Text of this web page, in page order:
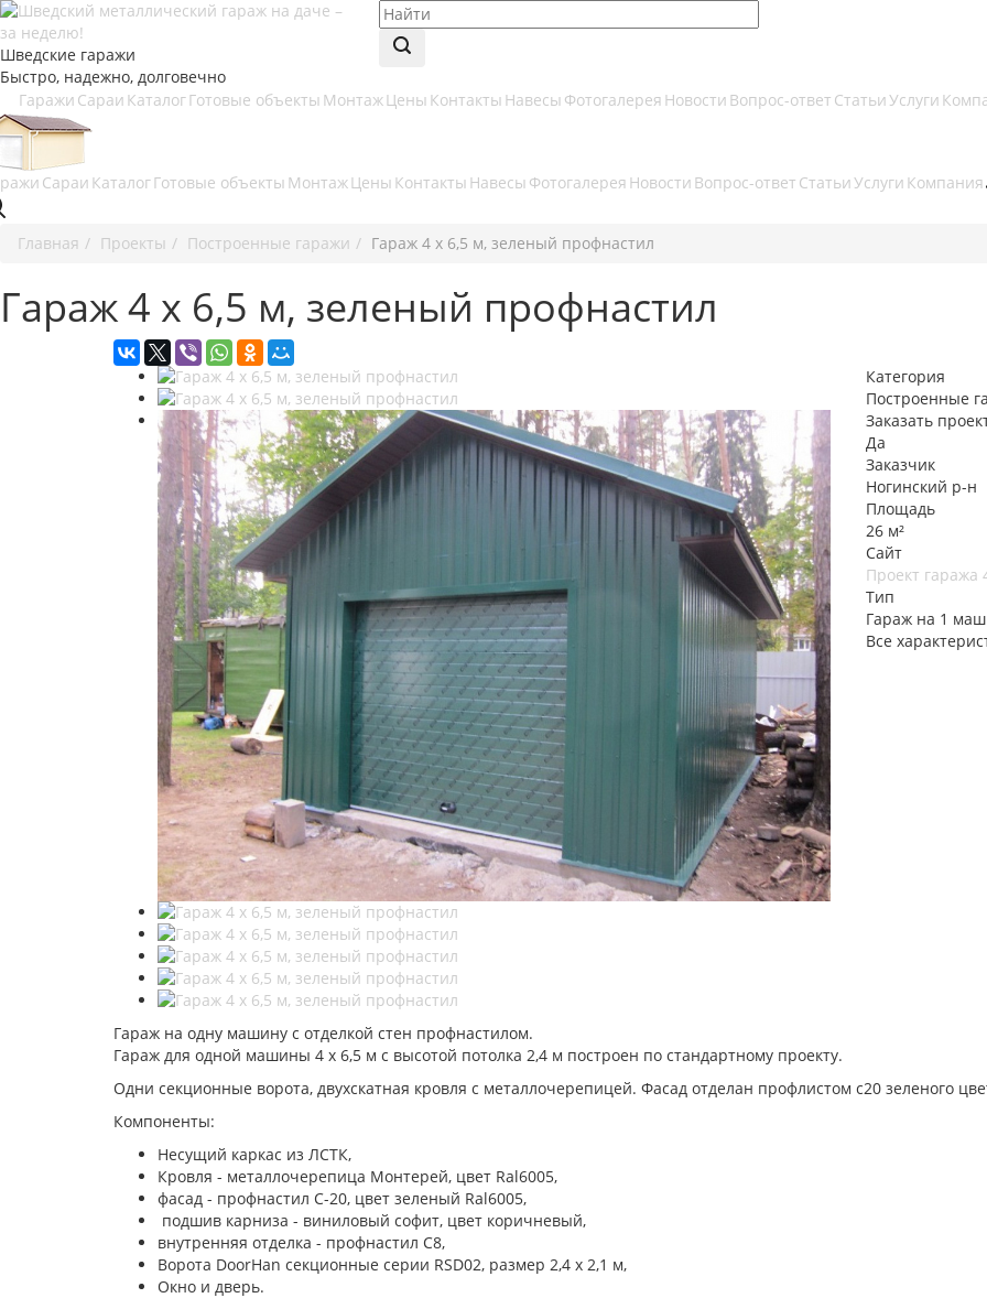
Шведские гаражи
Быстро, надежно, долговечно
Гаражи Сараи КаталогГотовые объекты МонтажЦены Контакты Навесы Фотогалерея Новости Вопрос-ответ СтатьиУслуги
Сараи КаталогГотовые объекты МонтажЦены Контакты Навесы Фотогалерея Новости Вопрос-ответ СтатьиУслуги Компания
Главная Проекты Построенные гаражи Гараж 4 х 6,5 м, зеленый профнастил
Гараж 4 х 6,5 м, зеленый профнастил
Категория
Построенные
Заказать
Да
Заказчик
Ногинский р-н
Площадь
26 м²
Сайт
Проект гаража
Тип
Гараж на 1
Все
Гараж на одну машину с отделкой стен профнастилом.
Гараж для одной машины 4 х 6,5 м с высотой потолка 2,4 м построен по стандартному проекту.
Одни секционные ворота, двухскатная кровля с металлочерепицей. Фасад отделан профлистом с20 зеленого
Компоненты:
Несущий каркас из ЛСТК,
Кровля - металлочерепица Монтерей, цвет Ral6005,
фасад - профнастил С-20, цвет зеленый Ral6005,
подшив карниза - виниловый софит, цвет коричневый,
внутренняя отделка - профнастил С8,
Ворота DoorHan секционные серии RSD02, размер 2,4 х 2,1 м,
Окно и дверь.